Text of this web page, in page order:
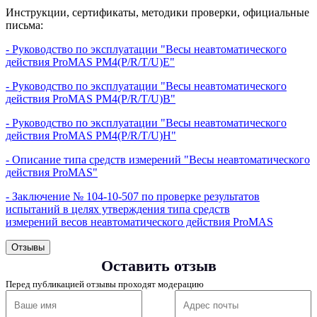
Счетный режим;
Функция чистый /полный вес (Net/Gross);
Автоматическая установка нуля при включении;
Вычитание массы тары до 100% от максимальной
нагрузки
Интерфейс RS-232 (опция)
Максимальная нагрузка весов от 600 кг до 2000 кг;
5 стандартных типоразмеров платформ;
Материал платформы - углеродистая сталь с
лакокрасочным покрытием и рифленой поверхностью;
Четыре тензометрических датчика по углам платформы;
Регулируемые по высоте шарнирные опоры;
Соединительный кабель в жесткой оплетке длиной 3 м;
на выбор 3 весовых индикатора
ДОКУМЕНТЫ
Инструкции, сертификаты, методики проверки, официальные
письма:
- Руководство по эксплуатации "Весы неавтоматического
визуальная
индикация
Да
стабилизации
Да
Энергосберегающий
режим
Калибровка
Да
массы тары
Весь диапазон
Единицы измерения
Режим
самодиагностики
Питание
Адаптер + аккумулятор
Время работы от
аккумулятора
Не менее 20 часов
Допустимая
влажность, не более,
Атмосферное
давление
630...800 мм рт.ст. (84...106,7 кПа)
Диапазон рабочих
Инструкции, сертификаты, методики проверки, официальные
письма:
- Руководство по эксплуатации "Весы неавтоматического
действия ProMAS PM4(P/R/T/U)E"
- Руководство по эксплуатации "Весы неавтоматического
действия ProMAS PM4(P/R/T/U)B"
- Руководство по эксплуатации "Весы неавтоматического
действия ProMAS PM4(P/R/T/U)H"
- Описание типа средств измерений "Весы неавтоматического
действия ProMAS"
- Заключение № 104-10-507 по проверке результатов
испытаний в целях утверждения типа средств
измерений весов неавтоматического действия ProMAS
Отзывы
Оставить отзыв
Перед публикацией отзывы проходят модерацию